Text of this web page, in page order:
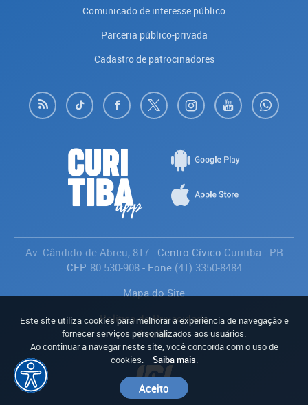
Comunicado de interesse público
Parceria público-privada
Cadastro de patrocinadores
Av. Cândido de Abreu, 817- Centro Cívico Curitiba - PR
CEP: 80.530-908- Fone:(41) 3350-8484
Mapa do Site
Política de Privacidade
Avaliar
Este site utiliza cookies para melhorar a experiência de navegação e
fornecer serviços personalizados aos usuários.
Ao continuar a navegar neste site, você concorda com o uso de
cookies.
Saiba mais.
Aceito